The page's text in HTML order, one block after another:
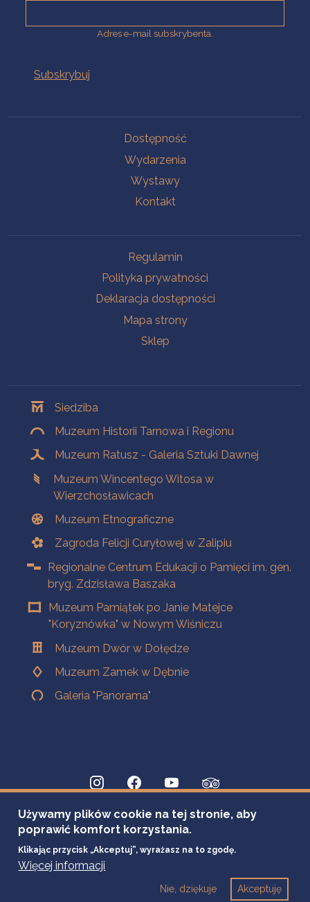
Adres e-mail subskrybenta.
Dostępność
Wydarzenia
Wystawy
Kontakt
Regulamin
Polityka prywatności
Deklaracja dostępności
Mapa strony
Sklep
Siedziba
Muzeum Historii Tarnowa i Regionu
Muzeum Ratusz - Galeria Sztuki Dawnej
Muzeum Wincentego Witosa w
Wierzchosławicach
Muzeum Etnograficzne
Zagroda Felicji Curyłowej w Zalipiu
Regionalne Centrum Edukacji o Pamięci im. gen.
bryg. Zdzisława Baszaka
Muzeum Pamiątek po Janie Matejce
"Koryznówka" w Nowym Wiśniczu
Muzeum Dwór w Dołędze
Muzeum Zamek w Dębnie
Galeria "Panorama"
Używamy plików cookie na tej stronie, aby
poprawić komfort korzystania.
Klikając przycisk „Akceptuj”, wyrażasz na to zgodę.
Więcej informacji
Akceptuję
Nie, dziękuje